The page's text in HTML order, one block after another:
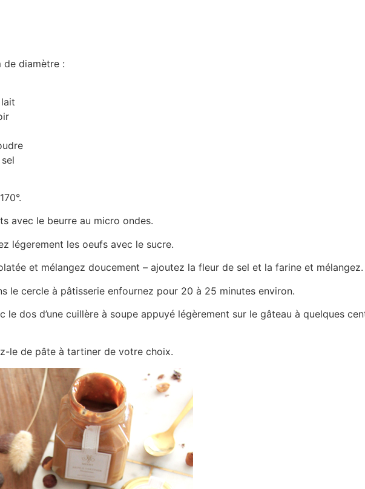
de diamètre :
avec le beurre au micro ondes.
légerement les oeufs avec le sucre.
et mélangez doucement – ajoutez la fleur de sel et la farine et mélangez.
le cercle à pâtisserie enfournez pour 20 à 25 minutes environ.
le dos d’une cuillère à soupe appuyé légèrement sur le gâteau à quelques
le de pâte à tartiner de votre choix.